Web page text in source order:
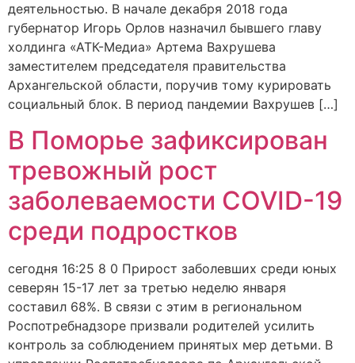
деятельностью. В начале декабря 2018 года
губернатор Игорь Орлов назначил бывшего главу
холдинга «АТК-Медиа» Артема Вахрушева
заместителем председателя правительства
Архангельской области, поручив тому курировать
социальный блок. В период пандемии Вахрушев […]
В Поморье зафиксирован
тревожный рост
заболеваемости COVID-19
среди подростков
сегодня 16:25 8 0 Прирост заболевших среди юных
северян 15-17 лет за третью неделю января
составил 68%. В связи с этим в региональном
Роспотребнадзоре призвали родителей усилить
контроль за соблюдением принятых мер детьми. В